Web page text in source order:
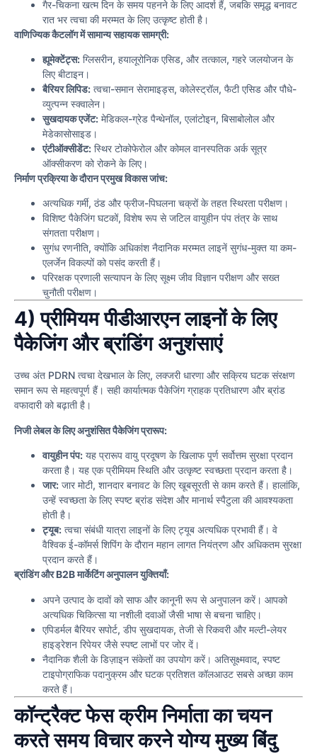
गैर-चिकना खत्म दिन के समय पहनने के लिए आदर्श हैं, जबकि समृद्ध बनावट
रात भर त्वचा की मरम्मत के लिए उत्कृष्ट होती है।
वाणिज्यिक कैटलॉग में सामान्य सहायक सामग्री:
ह्यूमेक्टेंट्स: ग्लिसरीन, हयालूरोनिक एसिड, और तत्काल, गहरे जलयोजन के
लिए बीटाइन।
बैरियर लिपिड: त्वचा-समान सेरामाइड्स, कोलेस्ट्रॉल, फैटी एसिड और पौधे-
व्युत्पन्न स्क्वालेन।
सुखदायक एजेंट: मेडिकल-ग्रेड पैन्थेनॉल, एलांटोइन, बिसाबोलोल और
मेडेकासोसाइड।
एंटीऑक्सीडेंट: स्थिर टोकोफेरोल और कोमल वानस्पतिक अर्क सूत्र
ऑक्सीकरण को रोकने के लिए।
निर्माण प्रक्रिया के दौरान प्रमुख विकास जांच:
अत्यधिक गर्मी, ठंड और फ्रीज-पिघलना चक्रों के तहत स्थिरता परीक्षण।
विशिष्ट पैकेजिंग घटकों, विशेष रूप से जटिल वायुहीन पंप तंत्र के साथ
संगतता परीक्षण।
सुगंध रणनीति, क्योंकि अधिकांश नैदानिक मरम्मत लाइनें सुगंध-मुक्त या कम-
एलर्जेन विकल्पों को पसंद करती हैं।
परिरक्षक प्रणाली सत्यापन के लिए सूक्ष्म जीव विज्ञान परीक्षण और सख्त
चुनौती परीक्षण।
4) प्रीमियम पीडीआरएन लाइनों के लिए
पैकेजिंग और ब्रांडिंग अनुशंसाएं
उच्च अंत PDRN त्वचा देखभाल के लिए, लक्जरी धारणा और सक्रिय घटक संरक्षण
समान रूप से महत्वपूर्ण हैं। सही कार्यात्मक पैकेजिंग ग्राहक प्रतिधारण और ब्रांड
वफादारी को बढ़ाती है।
निजी लेबल के लिए अनुशंसित पैकेजिंग प्रारूप:
वायुहीन पंप: यह प्रारूप वायु प्रदूषण के खिलाफ पूर्ण सर्वोत्तम सुरक्षा प्रदान
करता है। यह एक प्रीमियम स्थिति और उत्कृष्ट स्वच्छता प्रदान करता है।
जार: जार मोटी, शानदार बनावट के लिए खूबसूरती से काम करते हैं। हालांकि,
उन्हें स्वच्छता के लिए स्पष्ट ब्रांड संदेश और मानार्थ स्पैटुला की आवश्यकता
होती है।
ट्यूब: त्वचा संबंधी यात्रा लाइनों के लिए ट्यूब अत्यधिक प्रभावी हैं। वे
वैश्विक ई-कॉमर्स शिपिंग के दौरान महान लागत नियंत्रण और अधिकतम सुरक्षा
प्रदान करते हैं।
ब्रांडिंग और B2B मार्केटिंग अनुपालन युक्तियाँ:
अपने उत्पाद के दावों को साफ और कानूनी रूप से अनुपालन करें। आपको
अत्यधिक चिकित्सा या नशीली दवाओं जैसी भाषा से बचना चाहिए।
एपिडर्मल बैरियर सपोर्ट, डीप सुखदायक, तेजी से रिकवरी और मल्टी-लेयर
हाइड्रेशन रिपेयर जैसे स्पष्ट लाभों पर जोर दें।
नैदानिक शैली के डिज़ाइन संकेतों का उपयोग करें। अतिसूक्ष्मवाद, स्पष्ट
टाइपोग्राफिक पदानुक्रम और घटक प्रतिशत कॉलआउट सबसे अच्छा काम
करते हैं।
कॉन्ट्रैक्ट फेस क्रीम निर्माता का चयन
करते समय विचार करने योग्य मुख्य बिंदु